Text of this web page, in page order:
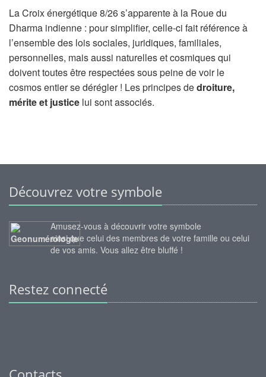
La Croix énergétique 8/26 s’apparente à la Roue du
Dharma indienne : pour simplifier, celle-ci fait référence à
l’ensemble des lois sociales, juridiques, familiales,
personnelles, mais aussi naturelles et cosmiques qui
doivent toutes être respectées sous peine de voir le
cosmos entier se dérégler ! Les principes dedroiture,
mérite et justice lui sont associés.
Découvrez votre symbole
Amusez-vous à découvrir votre symbole
ainsi que celui des membres de votre famille ou celui
de vos amis. Vous allez être bluffé !
Restez connecté